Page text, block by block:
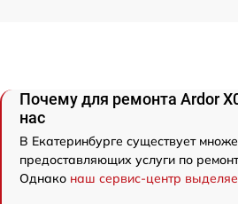
Почему для ремонта Ardor
нас
В Екатеринбурге существует
предоставляющих услуги по
Однако наш сервис-центр